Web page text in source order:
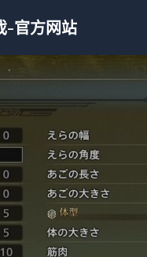
-官方网站